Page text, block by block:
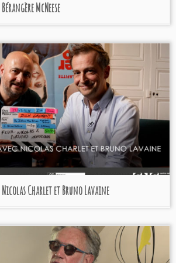
McNeese
Charlet et Bruno Lavaine